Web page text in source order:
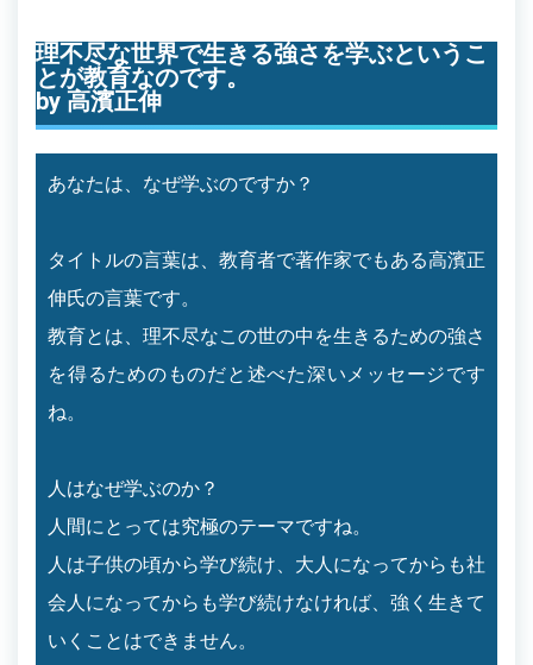
理不尽な世界で生きる強さを学ぶというこ
とが教育なのです。
by 高濱正伸
あなたは、なぜ学ぶのですか？
タイトルの言葉は、教育者で著作家でもある高濱正
伸氏の言葉です。
教育とは、理不尽なこの世の中を生きるための強さ
を得るためのものだと述べた深いメッセージです
ね。
人はなぜ学ぶのか？
人間にとっては究極のテーマですね。
人は子供の頃から学び続け、大人になってからも社
会人になってからも学び続けなければ、強く生きて
いくことはできません。